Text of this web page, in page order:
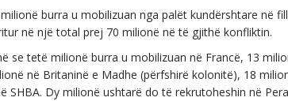
burra u mobilizuan nga palët kundërshtare në
në një total prej 70 milionë në të gjithë konfliktin.
se tetë milionë burra u mobilizuan në Francë, 13
në Britaninë e Madhe (përfshirë kolonitë), 18
SHBA. Dy milionë ushtarë do të rekrutoheshin në